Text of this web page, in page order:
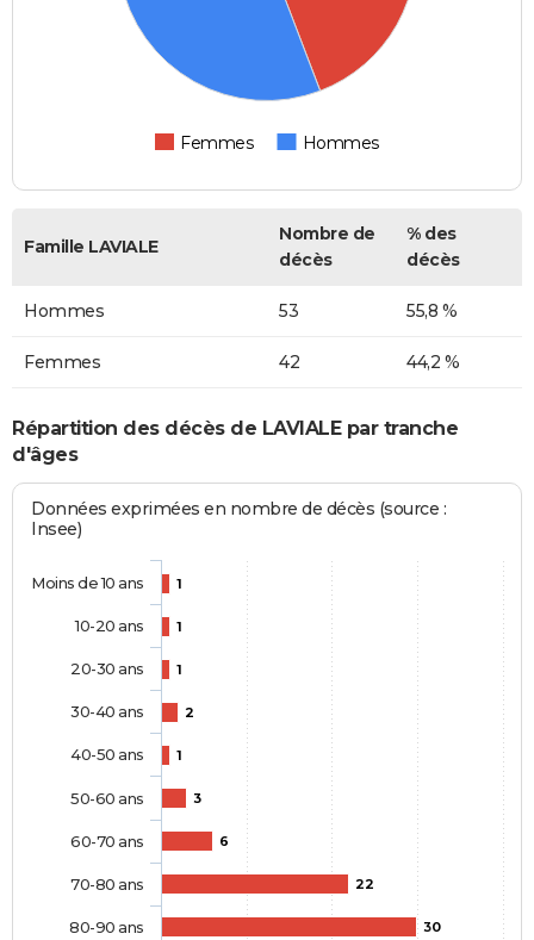
Femmes Hommes
Famille LAVIALE
Nombre de
décès
% des
décès
Hommes 53 55,8 %
Femmes 42 44,2 %
Répartition des décès de LAVIALE par tranche
d'âges
Données exprimées en nombre de décès (source :
Insee)
1
1
1
2
1
3
6
22
30
Moins de 10 ans
10-20 ans
20-30 ans
30-40 ans
40-50 ans
50-60 ans
60-70 ans
70-80 ans
80-90 ans